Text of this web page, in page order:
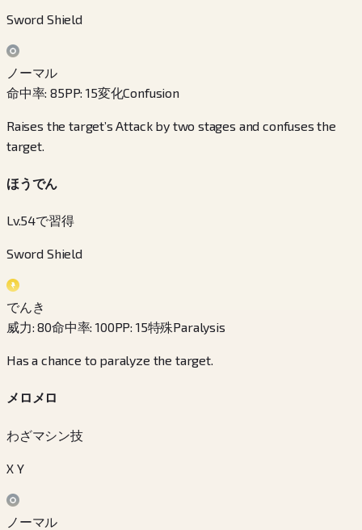
Sword Shield
ノーマル
命中率:85PP:15変化Confusion
Raises the target’s Attack by two stages and confuses the
target.
ほうでん
Lv.54で習得
Sword Shield
でんき
威力:80命中率:100PP: 15特殊Paralysis
Has a chance to paralyze the target.
メロメロ
わざマシン技
X Y
ノーマル